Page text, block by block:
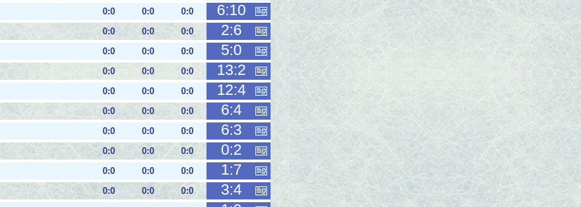
0:0 0:0 0:0 6:10
0:0 0:0 0:0 2:6
0:0 0:0 0:0 5:0
0:0 0:0 0:0 13:2
0:0 0:0 0:0 12:4
0:0 0:0 0:0 6:4
0:0 0:0 0:0 6:3
0:0 0:0 0:0 0:2
0:0 0:0 0:0 1:7
0:0 0:0 0:0 3:4